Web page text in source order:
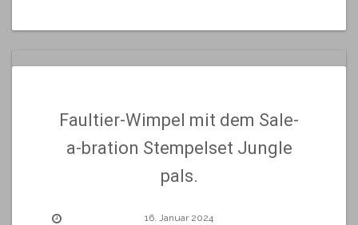
Faultier-Wimpel mit dem Sale-
a-bration Stempelset Jungle
pals.
16. Januar 2024